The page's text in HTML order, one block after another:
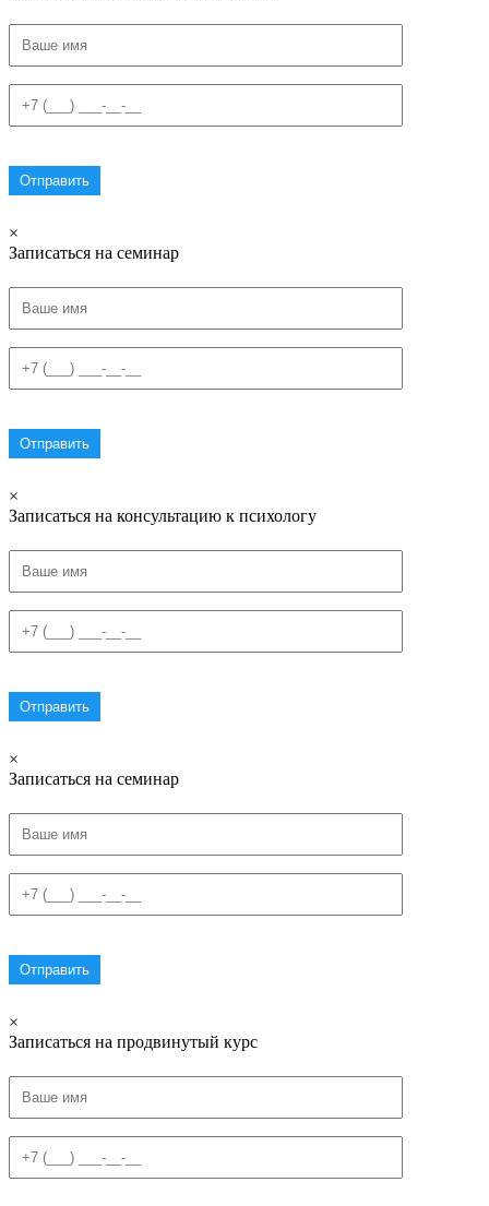
×
Записаться на семинар
×
Записаться на консультацию к психологу
×
Записаться на семинар
×
Записаться на продвинутый курс